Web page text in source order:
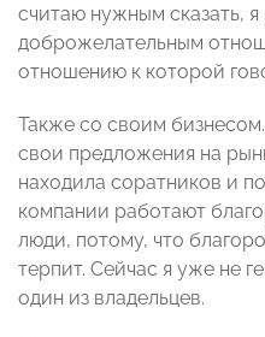
считаю нужным сказать,
доброжелательным
отношению к которой
Также со своим
свои предложения на
находила соратников и
компании работают
люди, потому, что
терпит. Сейчас я уже не
один из владельцев.